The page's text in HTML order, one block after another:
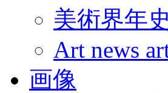
美術界年史
Art news
画像